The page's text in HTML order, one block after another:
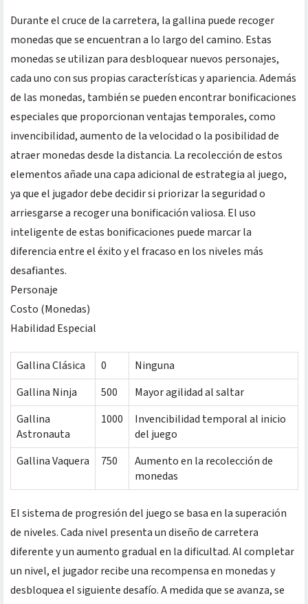
Durante el cruce de la carretera, la gallina puede recoger
monedas que se encuentran a lo largo del camino. Estas
monedas se utilizan para desbloquear nuevos personajes,
cada uno con sus propias características y apariencia. Además
de las monedas, también se pueden encontrar bonificaciones
especiales que proporcionan ventajas temporales, como
invencibilidad, aumento de la velocidad o la posibilidad de
atraer monedas desde la distancia. La recolección de estos
elementos añade una capa adicional de estrategia al juego,
ya que el jugador debe decidir si priorizar la seguridad o
arriesgarse a recoger una bonificación valiosa. El uso
inteligente de estas bonificaciones puede marcar la
diferencia entre el éxito y el fracaso en los niveles más
desafiantes.
Personaje
Costo (Monedas)
Habilidad Especial
Gallina Clásica 0
Ninguna
Gallina Ninja
500
Mayor agilidad al saltar
Gallina
Astronauta
1000
Invencibilidad temporal al inicio
del juego
Gallina Vaquera
750
Aumento en la recolección de
monedas
El sistema de progresión del juego se basa en la superación
de niveles. Cada nivel presenta un diseño de carretera
diferente y un aumento gradual en la dificultad. Al completar
un nivel, el jugador recibe una recompensa en monedas y
desbloquea el siguiente desafío. A medida que se avanza, se